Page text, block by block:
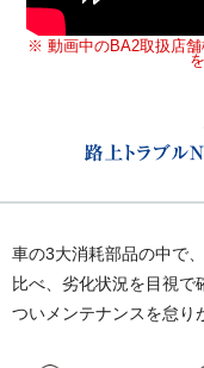
※ 動画中のBA2取扱店舗
車の3大消耗部品の中で
比べ、劣化状況を目視で
ついメンテナンスを怠り